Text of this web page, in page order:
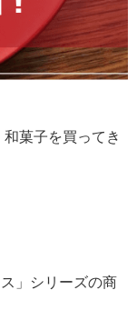
菓子を買ってき
」シリーズの商